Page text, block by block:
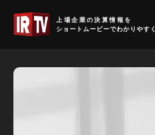
上場企業の決算情報を
ショートムービーでわかりやすく